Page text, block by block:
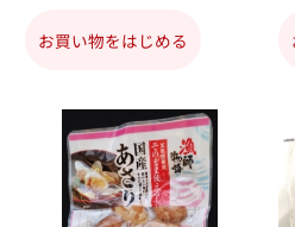
お買い物をはじめる